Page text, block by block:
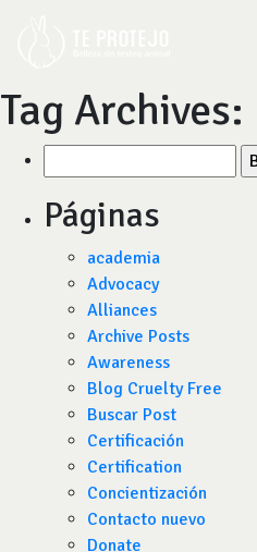
Tag Archives:
por:
Páginas
academia
Advocacy
Alliances
Archive Posts
Awareness
Blog Cruelty Free
Buscar Post
Certificación
Certification
Concientización
Contacto nuevo
Donate